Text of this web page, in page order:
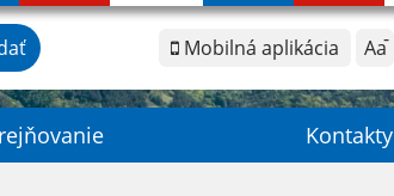
Mobilná aplikácia Aa
Kontakty